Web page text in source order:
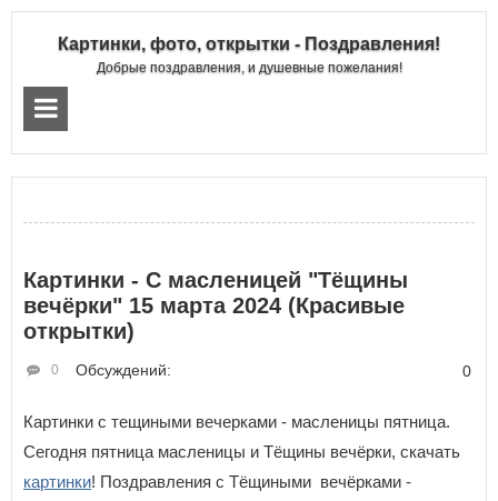
Картинки, фото, открытки - Поздравления!
Добрые поздравления, и душевные пожелания!
Картинки - С масленицей "Тёщины
вечёрки" 15 марта 2024 (Красивые
открытки)
Обсуждений:
0 0
Картинки с тещиными вечерками - масленицы пятница.
Сегодня пятница масленицы и Тёщины вечёрки, скачать
картинки! Поздравления с Тёщиными вечёрками -